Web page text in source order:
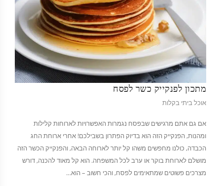
מתכון לפנקייק כשר לפסח
אוכל ביתי בקלות
אם גם אתם מרגישים שבפסח נגמרות האפשרויות לארוחות קלילות
ומהנות, הפנקייק הזה הוא בדיוק הפתרון בשבילכם! אחרי ארוחת החג
הכבדה, כולנו מחפשים משהו קל יותר לארוחה הבאה, והפנקייק הכשר הזה
מושלם לארוחת בוקר או ערב לכל המשפחה. הוא קל מאוד להכנה, דורש
מצרכים פשוטים שמתאימים לפסח, והכי חשוב – הוא…